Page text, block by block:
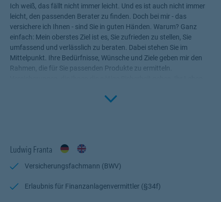
Ich weiß, das fällt nicht immer leicht. Und es ist auch nicht immer
leicht, den passenden Berater zu finden. Doch bei mir - das
versichere ich Ihnen - sind Sie in guten Händen. Warum? Ganz
einfach: Mein oberstes Ziel ist es, Sie zufrieden zu stellen, Sie
umfassend und verlässlich zu beraten. Dabei stehen Sie im
Mittelpunkt. Ihre Bedürfnisse, Wünsche und Ziele geben mir den
Rahmen, die für Sie passenden Produkte zu ermitteln.
Fachwissen, meiner Begeisterung für alle Fragen rund um das
Click to
Ludwig Franta
Versicherungsfachmann (BWV)
Erlaubnis für Finanzanlagenvermittler (§34f)